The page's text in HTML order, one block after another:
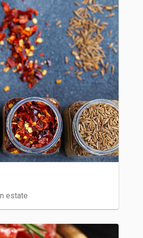
estate